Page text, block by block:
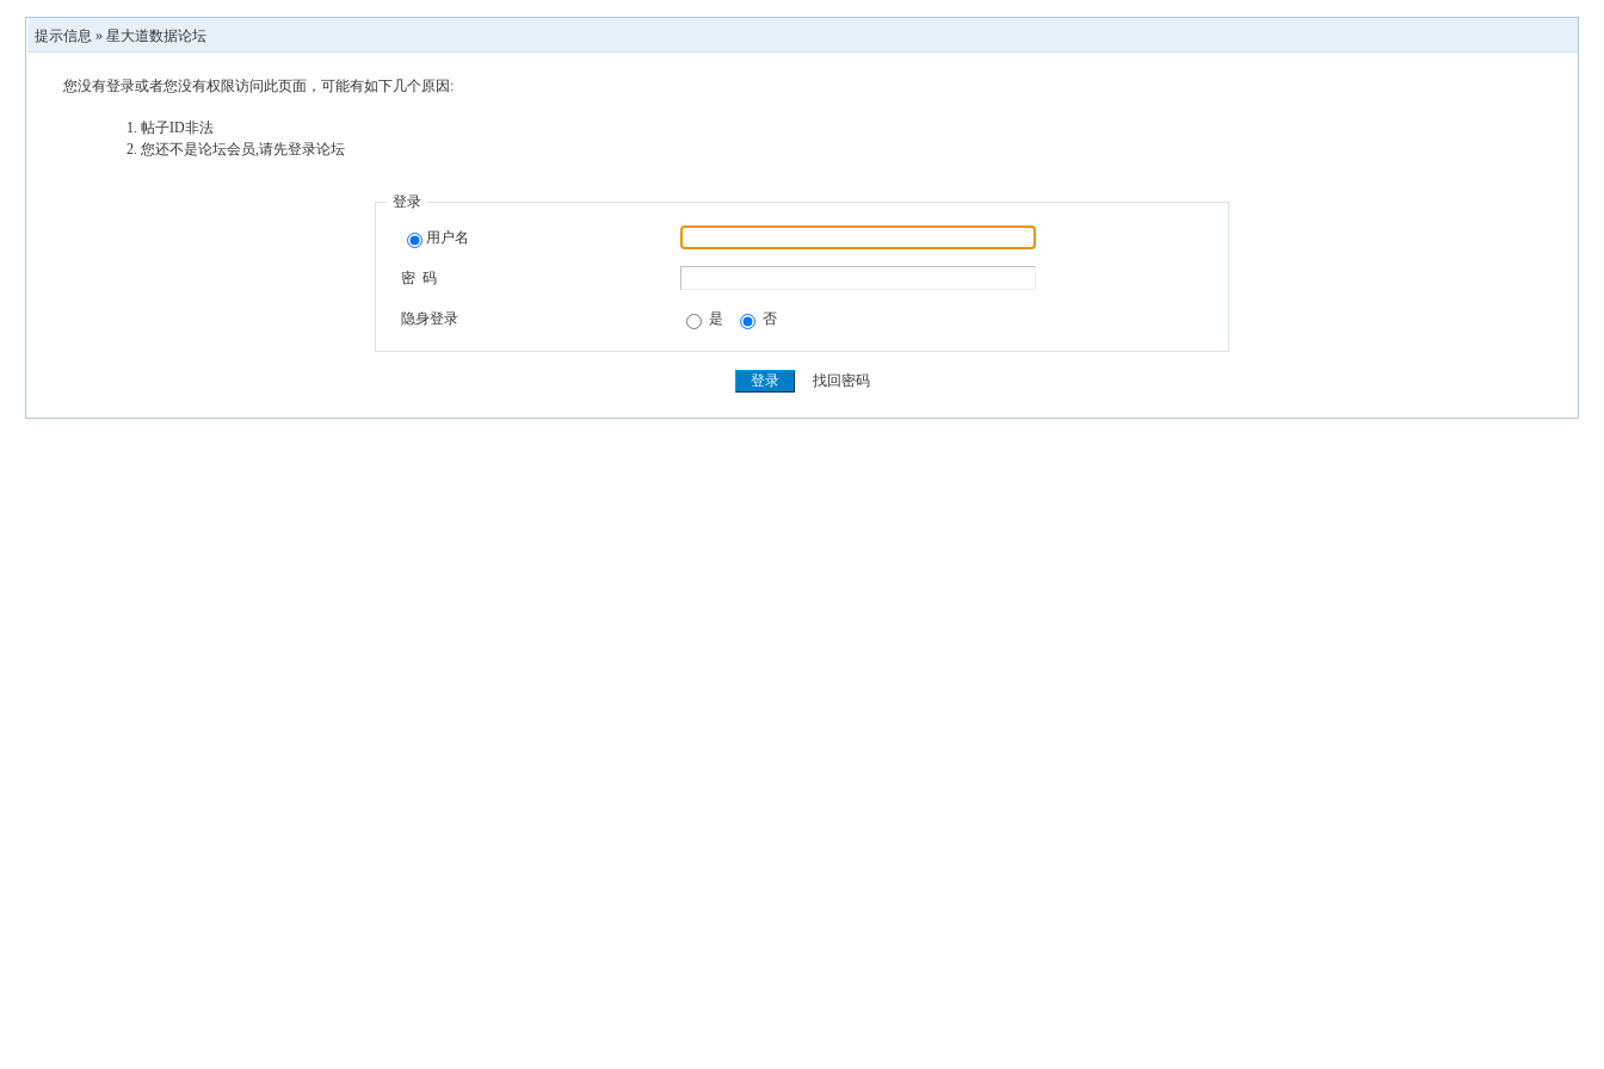
提示信息 » 星大道数据论坛
您没有登录或者您没有权限访问此页面，可能有如下几个原因:
帖子ID非法
您还不是论坛会员,请先登录论坛
登录
用户名
密 码
隐身登录 是 否
找回密码